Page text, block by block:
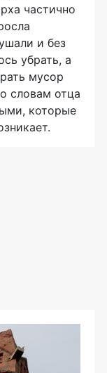
частично
и без
убрать, а
мусор
словам отца
которые